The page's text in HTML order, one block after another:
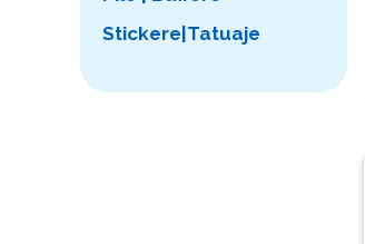
Stickere|Tatuaje